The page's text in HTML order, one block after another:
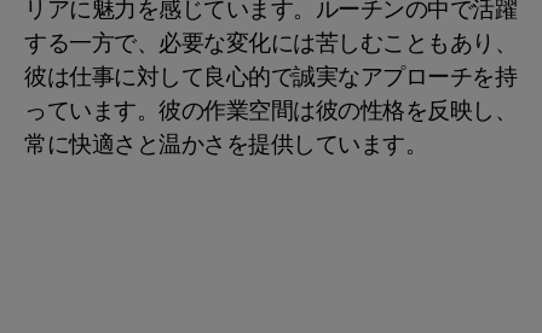
リアに魅力を感じています。ルーチンの中で活躍
する一方で、必要な変化には苦しむこともあり、
彼は仕事に対して良心的で誠実なアプローチを持
っています。彼の作業空間は彼の性格を反映し、
常に快適さと温かさを提供しています。